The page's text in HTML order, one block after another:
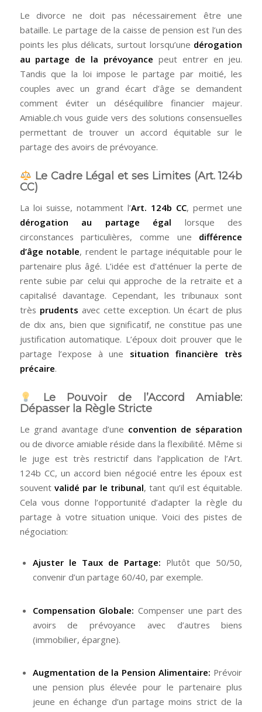
Le divorce ne doit pas nécessairement être une
bataille. Le partage de la caisse de pension est l’un des
points les plus délicats, surtout lorsqu’une dérogation
au partage de la prévoyance peut entrer en jeu.
Tandis que la loi impose le partage par moitié, les
couples avec un grand écart d’âge se demandent
comment éviter un déséquilibre financier majeur.
Amiable.ch vous guide vers des solutions consensuelles
permettant de trouver un accord équitable sur le
partage des avoirs de prévoyance.
Le Cadre Légal et ses Limites (Art. 124b
CC)
La loi suisse, notamment l’Art. 124b CC, permet une
dérogation au partage égal lorsque des
circonstances particulières, comme une différence
d’âge notable, rendent le partage inéquitable pour le
partenaire plus âgé. L’idée est d’atténuer la perte de
rente subie par celui qui approche de la retraite et a
capitalisé davantage. Cependant, les tribunaux sont
très prudents avec cette exception. Un écart de plus
de dix ans, bien que significatif, ne constitue pas une
justification automatique. L’époux doit prouver que le
partage l’expose à une situation financière très
précaire.
Le Pouvoir de l’Accord Amiable:
Dépasser la Règle Stricte
Le grand avantage d’une convention de séparation
ou de divorce amiable réside dans la flexibilité. Même si
le juge est très restrictif dans l’application de l’Art.
124b CC, un accord bien négocié entre les époux est
souvent validé par le tribunal, tant qu’il est équitable.
Cela vous donne l’opportunité d’adapter la règle du
partage à votre situation unique. Voici des pistes de
négociation:
Ajuster le Taux de Partage: Plutôt que 50/50,
convenir d’un partage 60/40, par exemple.
Compensation Globale: Compenser une part des
avoirs de prévoyance avec d’autres biens
(immobilier, épargne).
Augmentation de la Pension Alimentaire: Prévoir
une pension plus élevée pour le partenaire plus
jeune en échange d’un partage moins strict de la